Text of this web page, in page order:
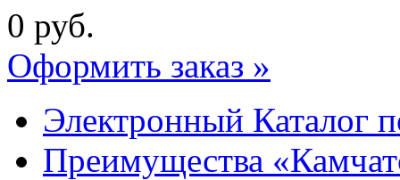
0 руб.
Оформить заказ »
Электронный Каталог
Преимущества